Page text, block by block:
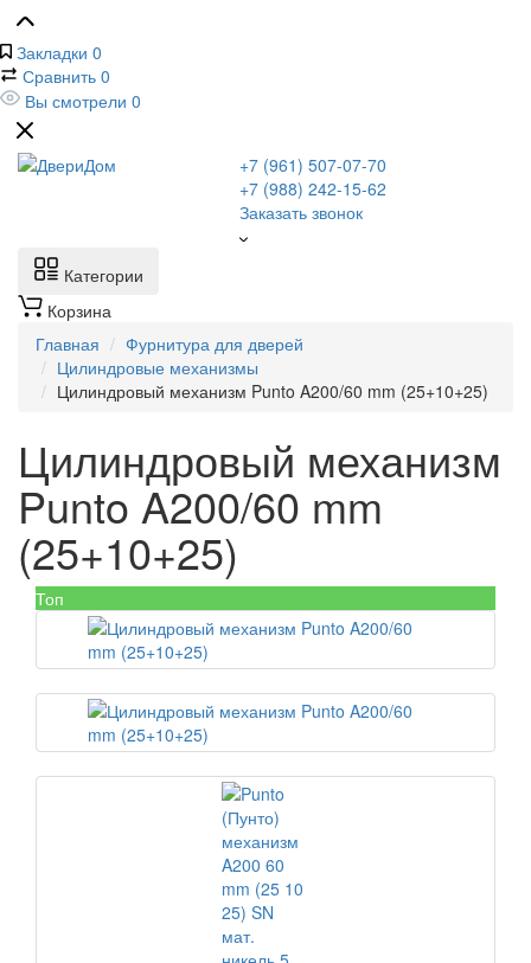
Закладки 0
Сравнить 0
Вы смотрели 0
+7 (961) 507-07-70
+7 (988) 242-15-62
Заказать звонок
Категории
Корзина
Главная
Фурнитура для дверей
Цилиндровые механизмы
Цилиндровый механизм Punto A200/60 mm (25+10+25)
Цилиндровый механизм
Punto A200/60 mm
(25+10+25)
Топ